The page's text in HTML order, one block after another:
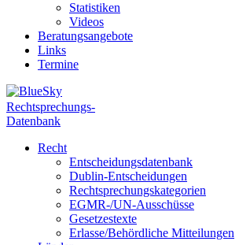
Statistiken
Videos
Beratungsangebote
Links
Termine
Rechtsprechungs-
Datenbank
Recht
Entscheidungsdatenbank
Dublin-Entscheidungen
Rechtsprechungskategorien
EGMR-/UN-Ausschüsse
Gesetzestexte
Erlasse/Behördliche Mitteilungen